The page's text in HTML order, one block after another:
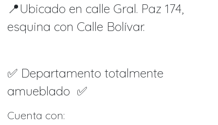
📍Ubicado en calle Gral. Paz 174,
esquina con Calle Bolívar.
✅ Departamento totalmente
amueblado ✅
Cuenta con: